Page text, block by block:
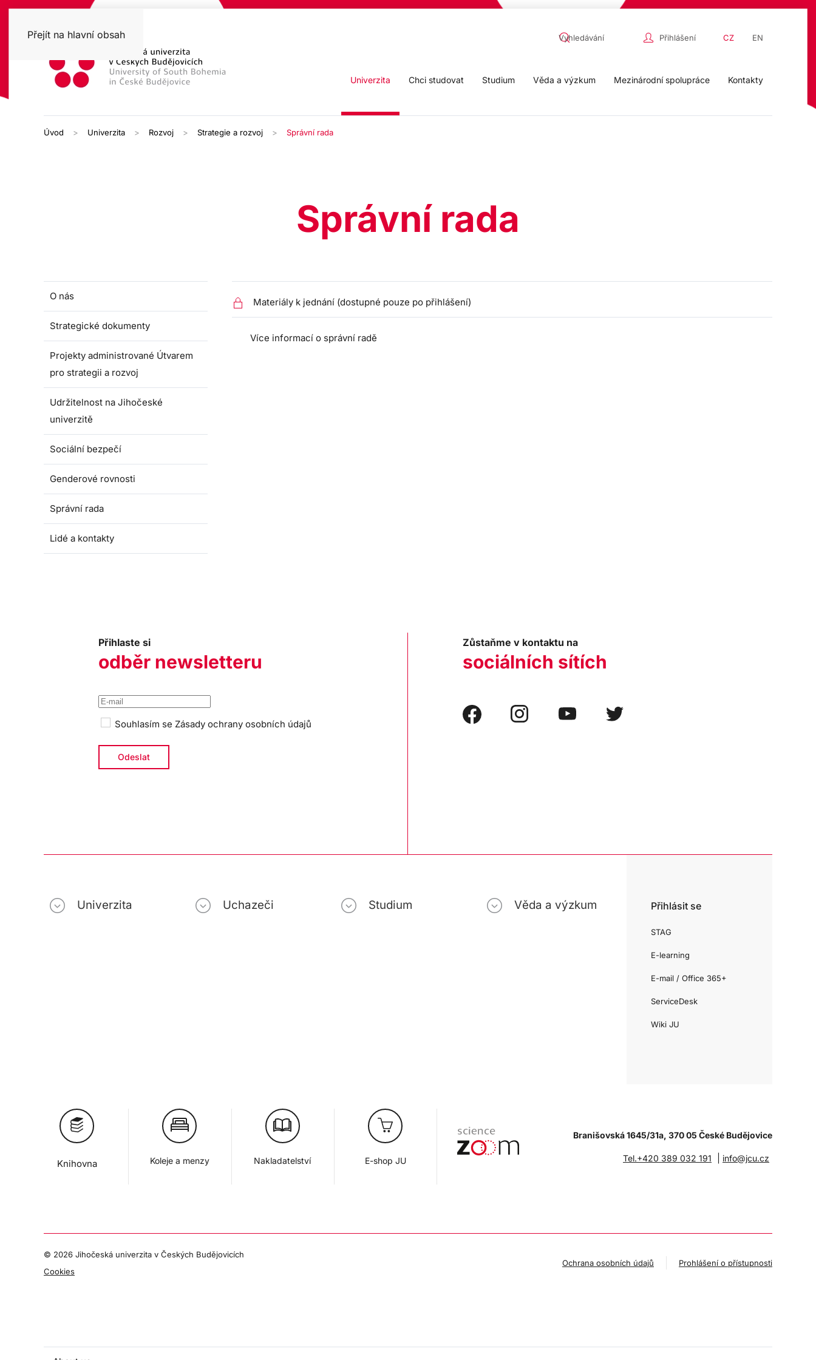
Přejít na hlavní obsah Přihlášení CZ EN
Univerzita Chci studovat Studium Věda a výzkum Mezinárodní spolupráce Kontakty
Úvod Univerzita Rozvoj Strategie a rozvoj Správní rada
Správní rada
O nás
Strategické dokumenty
Projekty administrované Útvarem
pro strategii a rozvoj
Udržitelnost na Jihočeské
univerzitě
Sociální bezpečí
Genderové rovnosti
Správní rada
Lidé a kontakty
Materiály k jednání (dostupné pouze po přihlášení)
Více informací o správní radě
Přihlaste si
odběr newsletteru
Souhlasím se Zásady ochrany osobních údajů
Zůstaňme v kontaktu na
sociálních sítích
Univerzita Uchazeči Studium Věda a výzkum Přihlásit se
STAG
E-learning
E-mail / Office 365+
ServiceDesk
Wiki JU
Knihovna Koleje a menzy Nakladatelství E-shop JU
Branišovská 1645/31a, 370 05 České Budějovice
Tel.+420 389 032 191 info@jcu.cz
© 2026 Jihočeská univerzita v Českých Budějovicích
Cookies
Ochrana osobních údajů Prohlášení o přístupnosti